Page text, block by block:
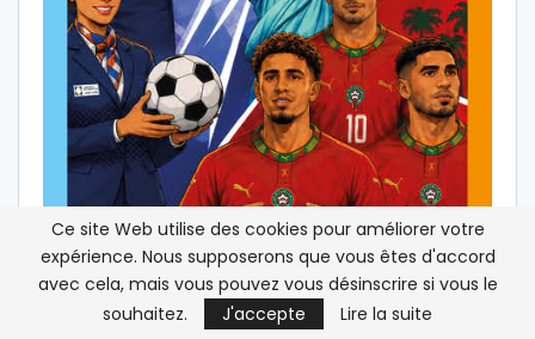
Ce site Web utilise des cookies pour améliorer votre
expérience. Nous supposerons que vous êtes d'accord
avec cela, mais vous pouvez vous désinscrire si vous le
souhaitez.
J'accepte Lire la suite